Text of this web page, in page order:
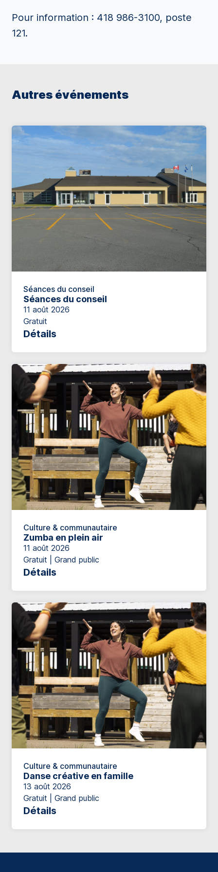
Pour information : 418 986-3100, poste
121.
Autres événements
Séances du conseil
Séances du conseil
11 août 2026
Gratuit
Détails
Culture & communautaire
Zumba en plein air
11 août 2026
Gratuit | Grand public
Détails
Culture & communautaire
Danse créative en famille
13 août 2026
Gratuit | Grand public
Détails